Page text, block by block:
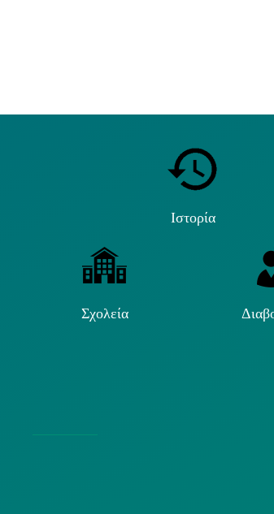
Ιστορία
Σχολεία